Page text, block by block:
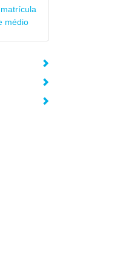
médio